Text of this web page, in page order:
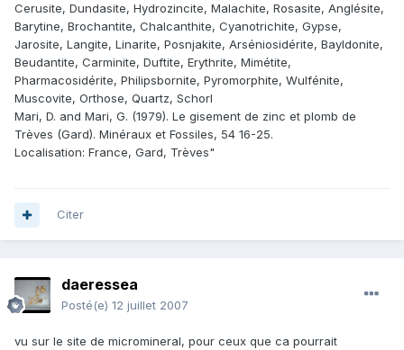
Cerusite, Dundasite, Hydrozincite, Malachite, Rosasite, Anglésite,
Barytine, Brochantite, Chalcanthite, Cyanotrichite, Gypse,
Jarosite, Langite, Linarite, Posnjakite, Arséniosidérite, Bayldonite,
Beudantite, Carminite, Duftite, Erythrite, Mimétite,
Pharmacosidérite, Philipsbornite, Pyromorphite, Wulfénite,
Muscovite, Orthose, Quartz, Schorl
Mari, D. and Mari, G. (1979). Le gisement de zinc et plomb de
Trèves (Gard). Minéraux et Fossiles, 54 16-25.
Localisation: France, Gard, Trèves"
Citer
daeressea
Posté(e) 12 juillet 2007
vu sur le site de micromineral, pour ceux que ca pourrait